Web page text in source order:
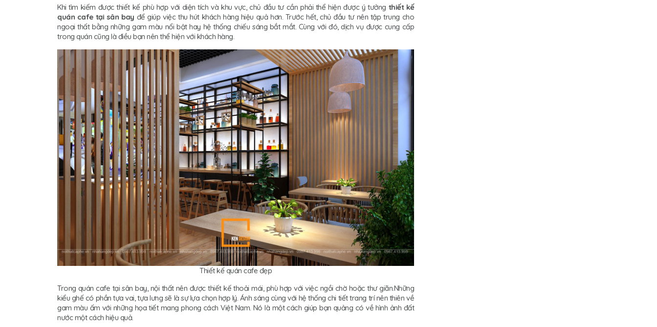
Khi tìm kiếm được thiết kế phù hợp với diện tích và khu vực, chủ đầu tư cần phải thể hiện được ý tưởng thiết kế
quán cafe tại sân bay để giúp việc thu hút khách hàng hiệu quả hơn. Trước hết, chủ đầu tư nên tập trung cho
ngoại thất bằng những gam màu nổi bật hay hệ thống chiếu sáng bắt mắt. Cùng với đó, dịch vụ được cung cấp
trong quán cũng là điều bạn nên thể hiện với khách hàng.
Thiết kế quán cafe đẹp
Trong quán cafe tại sân bay, nội thất nên được thiết kế thoải mái, phù hợp với việc ngồi chờ hoặc thư giãn.Những
kiểu ghế có phần tựa vai, tựa lưng sẽ là sự lựa chọn hợp lý. Ánh sáng cùng với hệ thống chi tiết trang trí nên thiên về
gam màu ấm với những họa tiết mang phong cách Việt Nam. Nó là một cách giúp bạn quảng có về hình ảnh đất
nước một cách hiệu quả.